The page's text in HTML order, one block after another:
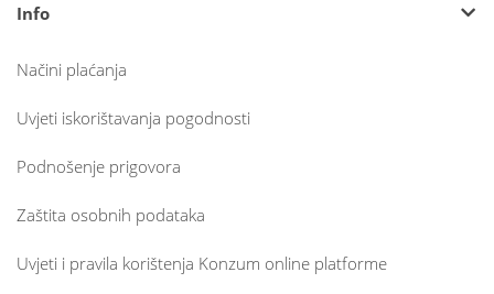
Info
Načini plaćanja
Uvjeti iskorištavanja pogodnosti
Podnošenje prigovora
Zaštita osobnih podataka
Uvjeti i pravila korištenja Konzum online platforme